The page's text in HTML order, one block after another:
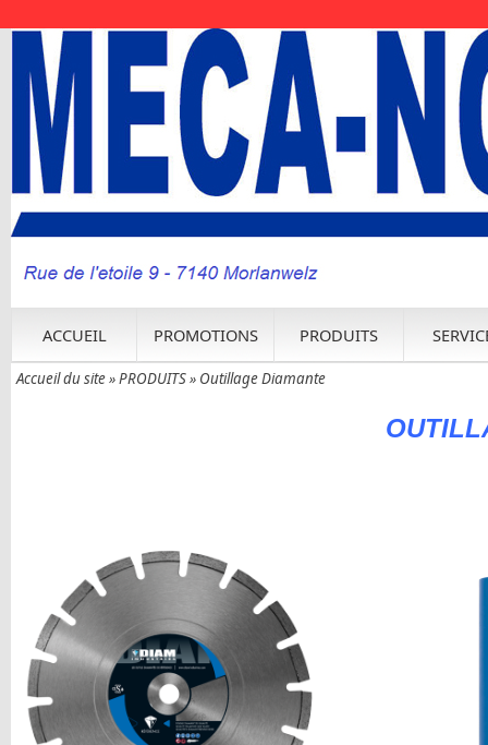
ACCUEIL PROMOTIONS PRODUITS
Accueil du site»PRODUITS» Outillage Diamante